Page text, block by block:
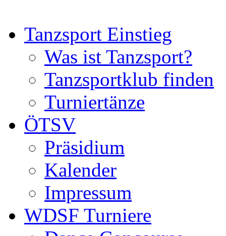
Tanzsport Einstieg
Was ist Tanzsport?
Tanzsportklub finden
Turniertänze
ÖTSV
Präsidium
Kalender
Impressum
WDSF Turniere